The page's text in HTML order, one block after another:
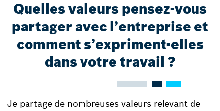
Quelles valeurs pensez-vous
partager avec l’entreprise et
comment s’expriment-elles
dans votre travail ?
Je partage de nombreuses valeurs relevant de